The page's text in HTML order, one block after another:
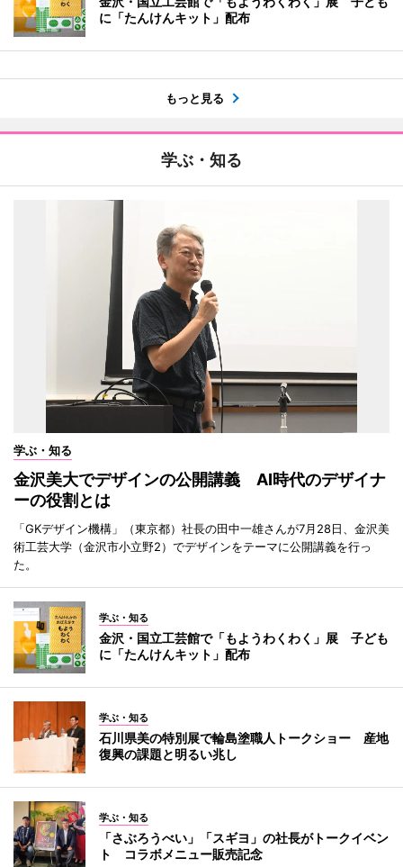
に「たんけんキット」配布
もっと見る
学ぶ・知る
学ぶ・知る
金沢美大でデザインの公開講義 AI時代のデザイナ
ーの役割とは
「GKデザイン機構」（東京都）社長の田中一雄さんが7月28日、金沢美
術工芸大学（金沢市小立野2）でデザインをテーマに公開講義を行っ
た。
学ぶ・知る
金沢・国立工芸館で「もようわくわく」展 子ども
に「たんけんキット」配布
学ぶ・知る
石川県美の特別展で輪島塗職人トークショー 産地
復興の課題と明るい兆し
学ぶ・知る
「さぶろうべい」「スギヨ」の社長がトークイベン
ト コラボメニュー販売記念